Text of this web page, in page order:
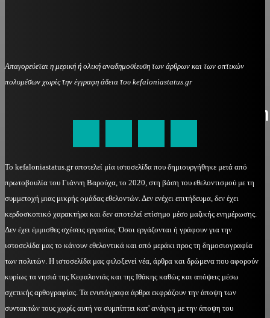
Απαγορεύεται η μερική ή ολική αναδημοσίευση των άρθρων και των οπτικών
πολυμέσων χωρίς την έγγραφη άδεια του kefaloniastatus.gr
kefaloniastatus@gmail.com
Το kefaloniastatus.gr αποτελεί μία ιστοσελίδα που δημιουργήθηκε μετά από
πρωτοβουλία του Γιάννη Βαρούχα, το 2020, στη βάση του εθελοντισμού με τη
συμμετοχή μιας μικρής ομάδας εθελοντών. Δεν ενέχει επιτήδευμα, δεν έχει
κερδοσκοπικό χαρακτήρα και δεν αποτελεί επίσημο μέσο μαζικής ενημέρωσης.
Δεν έχει έμμισθες σχέσεις εργασίας. Όσοι εργάζονται ή γράφουν για την
ιστοσελίδα μας το κάνουν εθελοντικά και από μεράκι προς τη δημοσιογραφία
των πολιτών. Η ιστοσελίδα μας φιλοξενεί νέα, άρθρα και δρώμενα που αφορούν
κυρίως τα νησιά της Κεφαλονιάς και της Ιθάκης καθώς και απόψεις μέσω
σχετικής αρθογραφίας. Τα ενυπόγραφα άρθρα εκφράζουν την άποψη των
συντακτών τους χωρίς αυτή να συμπίπτει κατ' ανάγκη με την άποψη του